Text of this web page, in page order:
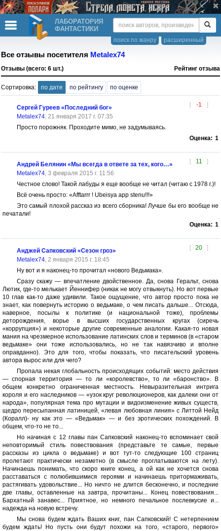
ЛАБОРАТОРИЯ
ФАНТАСТИКИ
расширенный
поиск по жанру
Все отзывы посетителя Metalex74
Отзывы (всего: 6 шт.) Рейтинг отзыва
Сортировка: по дате по рейтингу по оценке
[ -1 ]
Сергей Гуреев «Последний бог»
Metalex74, 21 января 2017 г. 07:35
Просто порожняк. Проходите мимо, не задумываясь.
Оценка: 1
[ 11 ]
Андрей Белянин «Мы всегда в ответе за тех, кого…»
Metalex74, 3 февраля 2015 г. 11:56
Честное слово! Такой лабуды я еще вообще не читал (читаю с 1978 г.)!
Всё очень просто: «Afftarrr ! Ubeisya app stenu!!!»
Это самый плохой рассказ из всего сборника! Лучше бы его вообще не
печатали!
Оценка: 1
[ 20 ]
Анджей Сапковский «Сезон гроз»
Metalex74, 2 января 2015 г. 18:45
Ну вот и я наконец-то прочитал «нового Ведьмака».
Сразу скажу — впечатление двойственное. Да, снова Геральт, снова
Лютик, где-то мелькает Йеннифер (никак не могу отвыкнуть). Но вот первые
10 глав как-то даже удивили. Такое ощущение, что автор просто пока не
знает, как повернуть историю о ведьмаке, о чем писать дальше... Отсюда,
наверное, посылы к политике (и национальной тоже), проблемы
деторождения, ворье в высших государственных кругах (сиречь
«коррупция») и некоторые другие современные аналогии. Какая-то новая
мания на чрезмерное использование латинских слов и терминов (в «старом
ведьмаке» они тоже использовались, но не так навязчиво и вполне
оправданно). Это для того, чтобы показать, что писательский уровень
автора вырос или для чего?
Пропала некая глобальность происходящих событий: место действия
— спорная территория — то ли «королевство», то ли «баронство». В
общем конкретно ограниченная местность. Невыразительная интрига
короля и его наследников — «узок круг революционеров, как далеки они от
народа», популярная тема про мутации и видоизменение живых существ,
щедро пересыпанная латиницей, «левая любовная линия» с Литтой Нейд
(Коралл)- ну как это — «Ведьмак» — и без эротических похождений. В
общем, что-то не то...
Но начиная с 12 главы пан Сапковский наконец-то вспоминает свой
неповторимый стиль повествования (представьте те самые, первые
рассказы из цикла о ведьмаке) и вот тут-то следующие 100 страниц
пролетают практически незаметно (в смысле проглатываются на лету).
Начинаешь понимать, что скоро книге конец, а ой как не хочется снова
расставаться с полюбившимися героями и начинаешь притормаживать,
растягивать удовольствие... Но ничто не длится бесконечно, и последние
две главы, оставленные на завтра, прочитаны... Конец повествования...
Бархатный занавес... Приятное, но немного печальное послевкусие и...
надежда на новую встречу.
Мы снова будем ждать Ваших книг, пан Сапковский! С нетерпением
будем ждать! Но пусть они будут похожи на того, «старого, первого»